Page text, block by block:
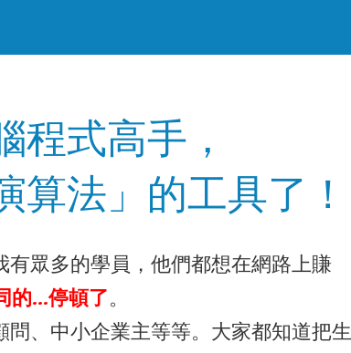
程式高手，
法」的工具了！
眾多的學員，他們都想在網路上賺
的…停頓了。
、中小企業主等等。大家都知道把生